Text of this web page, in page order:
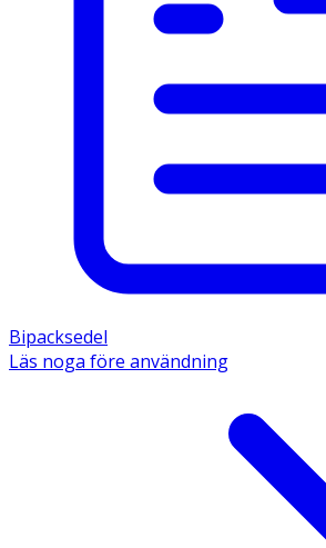
Bipacksedel
Läs noga före användning